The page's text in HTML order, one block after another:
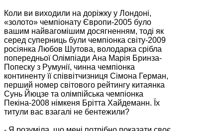
Коли ви виходили на доріжку у Лондоні,
«золото» чемпіонату Європи-2005 було
вашим найвагомішим досягненням, тоді як
серед суперниць були чемпіонка світу-2009
росіянка Любов Шутова, володарка срібла
попередньої Олімпіади Ана Марія Бринза-
Попеску з Румунії, чинна чемпіонка
континенту її співвітчизниця Сімона Герман,
перший номер світового рейтингу китаянка
Сунь Йюцзе та олімпійська чемпіонка
Пекіна-2008 німкеня Брітта Хайдеманн. Їх
титули вас взагалі не бентежили?